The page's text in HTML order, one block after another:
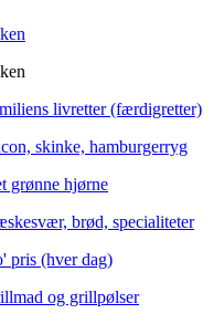
livretter (færdigretter)
skinke, hamburgerryg
grønne hjørne
brød, specialiteter
pris (hver dag)
og grillpølser